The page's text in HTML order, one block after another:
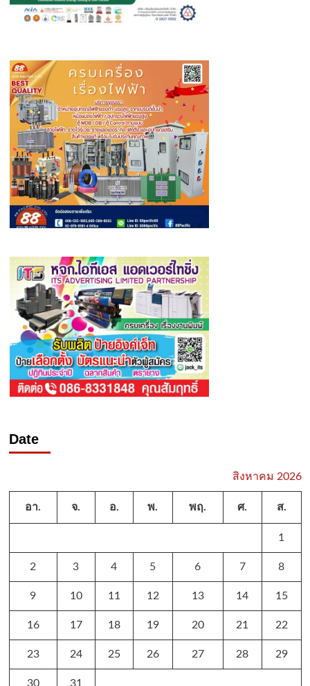
Date
สิงหาคม 2026
อา. จ. อ. พ. พฤ. ศ. ส.
1
2 3 4 5 6 7 8
9 10 11 12 13 14 15
16 17 18 19 20 21 22
23 24 25 26 27 28 29
30 31